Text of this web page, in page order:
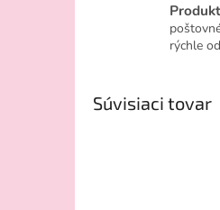
rýchle
Súvisiaci tovar